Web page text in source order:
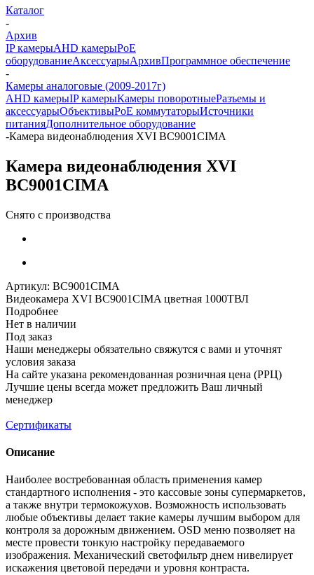
Каталог
-
Архив
IP камерыAHD камерыPoE
оборудованиеАксессуарыАрхивПрограммное обеспечение
-
Камеры аналоговые (2009-2017г)
AHD камерыIP камерыКамеры поворотныеРазъемы и
аксессуарыОбъективыPoE коммутаторыИсточники
питанияДополнительное оборудование
-Камера видеонаблюдения XVI BC9001CIMA
Камера видеонаблюдения XVI
BC9001CIMA
Снято с производства
Артикул: BC9001CIMA
Видеокамера XVI BC9001CIMA цветная 1000ТВЛ
Подробнее
Нет в наличии
Под заказ
Наши менеджеры обязательно свяжутся с вами и уточнят
условия заказа
На сайте указана рекомендованная розничная цена (РРЦ)
Лучшие цены всегда может предложить Ваш личный
менеджер
Сертификаты
Описание
Наиболее востребованная область применения камер
стандартного исполнения - это кассовые зоны супермаркетов,
а также внутри термокожухов. Возможность использовать
любые объективы делает такие камеры лучшим выбором для
контроля за дорожным движением. OSD меню позволяет на
месте провести тонкую настройку передаваемого
изображения. Механический светофильтр днем нивелирует
искажения цветовой передачи и уровня контраста.